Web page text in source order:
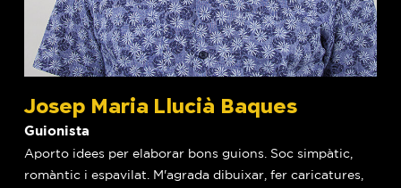
Josep Maria Llucià Baques
Guionista
Aporto idees per elaborar bons guions. Soc simpàtic,
romàntic i espavilat. M'agrada dibuixar, fer caricatures,